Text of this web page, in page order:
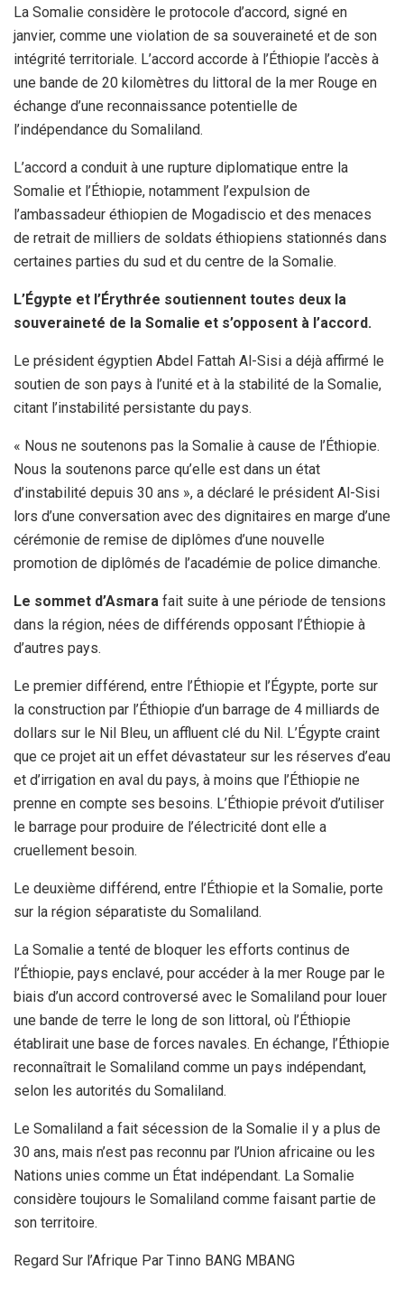
La Somalie considère le protocole d’accord, signé en
janvier, comme une violation de sa souveraineté et de son
intégrité territoriale. L’accord accorde à l’Éthiopie l’accès à
une bande de 20 kilomètres du littoral de la mer Rouge en
échange d’une reconnaissance potentielle de
l’indépendance du Somaliland.
L’accord a conduit à une rupture diplomatique entre la
Somalie et l’Éthiopie, notamment l’expulsion de
l’ambassadeur éthiopien de Mogadiscio et des menaces
de retrait de milliers de soldats éthiopiens stationnés dans
certaines parties du sud et du centre de la Somalie.
L’Égypte et l’Érythrée soutiennent toutes deux la
souveraineté de la Somalie et s’opposent à l’accord.
Le président égyptien Abdel Fattah Al-Sisi a déjà affirmé le
soutien de son pays à l’unité et à la stabilité de la Somalie,
citant l’instabilité persistante du pays.
« Nous ne soutenons pas la Somalie à cause de l’Éthiopie.
Nous la soutenons parce qu’elle est dans un état
d’instabilité depuis 30 ans », a déclaré le président Al-Sisi
lors d’une conversation avec des dignitaires en marge d’une
cérémonie de remise de diplômes d’une nouvelle
promotion de diplômés de l’académie de police dimanche.
Le sommet d’Asmara fait suite à une période de tensions
dans la région, nées de différends opposant l’Éthiopie à
d’autres pays.
Le premier différend, entre l’Éthiopie et l’Égypte, porte sur
la construction par l’Éthiopie d’un barrage de 4 milliards de
dollars sur le Nil Bleu, un affluent clé du Nil. L’Égypte craint
que ce projet ait un effet dévastateur sur les réserves d’eau
et d’irrigation en aval du pays, à moins que l’Éthiopie ne
prenne en compte ses besoins. L’Éthiopie prévoit d’utiliser
le barrage pour produire de l’électricité dont elle a
cruellement besoin.
Le deuxième différend, entre l’Éthiopie et la Somalie, porte
sur la région séparatiste du Somaliland.
La Somalie a tenté de bloquer les efforts continus de
l’Éthiopie, pays enclavé, pour accéder à la mer Rouge par le
biais d’un accord controversé avec le Somaliland pour louer
une bande de terre le long de son littoral, où l’Éthiopie
établirait une base de forces navales. En échange, l’Éthiopie
reconnaîtrait le Somaliland comme un pays indépendant,
selon les autorités du Somaliland.
Le Somaliland a fait sécession de la Somalie il y a plus de
30 ans, mais n’est pas reconnu par l’Union africaine ou les
Nations unies comme un État indépendant. La Somalie
considère toujours le Somaliland comme faisant partie de
son territoire.
Regard Sur l’Afrique Par Tinno BANG MBANG